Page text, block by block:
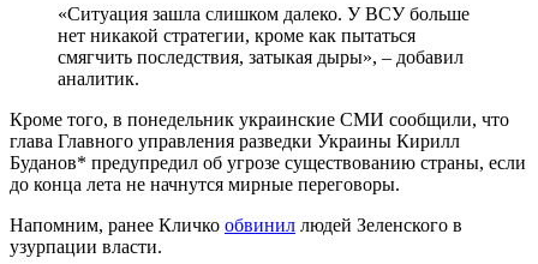
«Ситуация зашла слишком далеко. У ВСУ больше
нет никакой стратегии, кроме как пытаться
смягчить последствия, затыкая дыры», – добавил
аналитик.
Кроме того, в понедельник украинские СМИ сообщили, что
глава Главного управления разведки Украины Кирилл
Буданов* предупредил об угрозе существованию страны, если
до конца лета не начнутся мирные переговоры.
Напомним, ранее Кличко обвинил людей Зеленского в
узурпации власти.